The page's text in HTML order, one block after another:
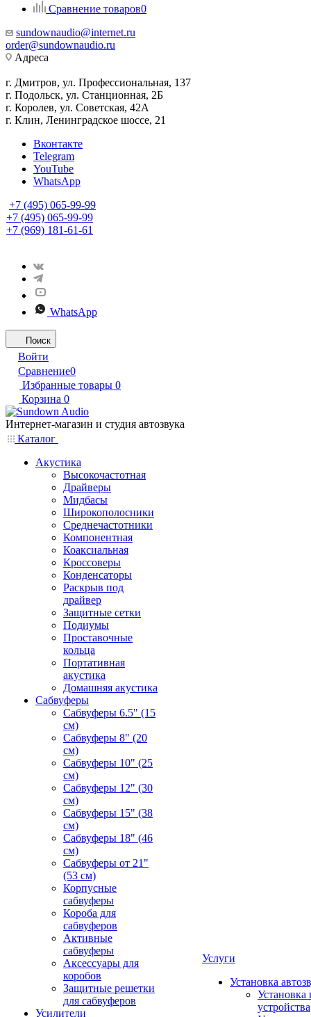
Сравнение товаров0
sundownaudio@internet.ru
order@sundownaudio.ru
Адреса
г. Дмитров, ул. Профессиональная, 137
г. Подольск, ул. Станционная, 2Б
г. Королев, ул. Советская, 42А
г. Клин, Ленинградское шоссе, 21
Вконтакте
Telegram
YouTube
WhatsApp
+7 (495) 065-99-99
+7 (495) 065-99-99
+7 (969) 181-61-61
WhatsApp
Поиск
Войти
Сравнение0
Избранные товары 0
Корзина 0
Интернет-магазин и студия автозвука
Каталог
Акустика
Высокочастотная
Драйверы
Мидбасы
Широкополосники
Среднечастотники
Компонентная
Коаксиальная
Кроссоверы
Конденсаторы
Раскрыв под
драйвер
Защитные сетки
Подиумы
Проставочные
кольца
Портативная
акустика
Домашняя акустика
Сабвуферы
Сабвуферы 6.5" (15
см)
Сабвуферы 8" (20
см)
Сабвуферы 10" (25
см)
Сабвуферы 12" (30
см)
Сабвуферы 15" (38
см)
Сабвуферы 18" (46
см)
Сабвуферы от 21"
(53 см)
Корпусные
сабвуферы
Короба для
сабвуферов
Активные
сабвуферы
Аксессуары для
коробов
Защитные решетки
для сабвуферов
Усилители
Услуги
Установка
Установка
устройства